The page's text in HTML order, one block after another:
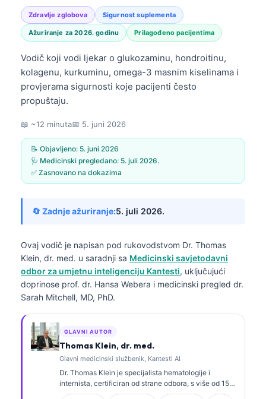
Zdravlje zglobova Sigurnost suplementa
Ažuriranje za 2026. godinu Prilagođeno pacijentima
Vodič koji vodi ljekar o glukozaminu, hondroitinu,
kolagenu, kurkuminu, omega-3 masnim kiselinama i
provjerama sigurnosti koje pacijenti često
propuštaju.
📖 ~12 minuta📅 5. juni 2026
📝 Objavljeno: 5. juni 2026
🩺 Medicinski pregledano: 5. juli 2026.
✅ Zasnovano na dokazima
🔄 Zadnje ažuriranje:5. juli 2026.
Ovaj vodič je napisan pod rukovodstvom Dr. Thomas
Klein, dr. med. u saradnji sa Medicinski savjetodavni
odbor za umjetnu inteligenciju Kantesti, uključujući
doprinose prof. dr. Hansa Webera i medicinski pregled dr.
Sarah Mitchell, MD, PhD.
GLAVNI AUTOR
Thomas Klein, dr. med.
Glavni medicinski službenik, Kantesti AI
Dr. Thomas Klein je specijalista hematologije i
internista, certificiran od strane odbora, s više od 15
godina iskustva u laboratorijskoj medicini i kliničkoj